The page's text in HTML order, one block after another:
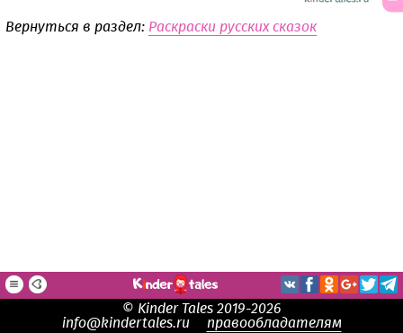
Вернуться в раздел: Раскраски русских сказок
© Kinder Tales 2019-2026
info@kindertales.ru
правообладателям